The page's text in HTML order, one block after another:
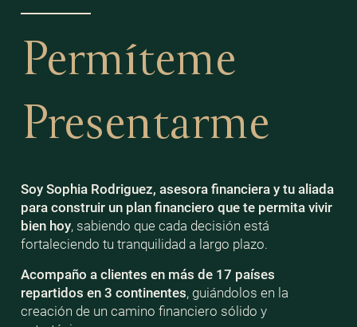
Permíteme
Presentarme
Soy Sophia Rodriguez, asesora financiera y tu aliada
para construir un plan financiero que te permita vivir
bien hoy, sabiendo que cada decisión está
fortaleciendo tu tranquilidad a largo plazo.
Acompaño a clientes en más de 17 países
repartidos en 3 continentes, guiándolos en la
creación de un camino financiero sólido y